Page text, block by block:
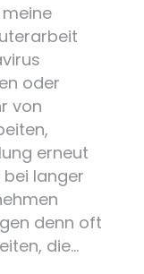
oder
von
erneut
langer
denn oft
die…